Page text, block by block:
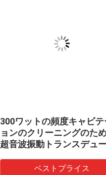
300ワットの頻度キャビ
ョンのクリーニングのた
超音波振動トランスデュ
ベストプライス